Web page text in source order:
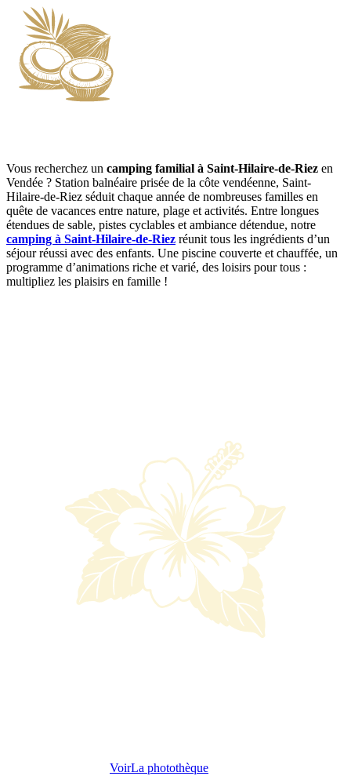
Vous recherchez un camping familial à Saint-Hilaire-de-Riez en
Vendée ? Station balnéaire prisée de la côte vendéenne, Saint-
Hilaire-de-Riez séduit chaque année de nombreuses familles en
quête de vacances entre nature, plage et activités. Entre longues
étendues de sable, pistes cyclables et ambiance détendue, notre
camping à Saint-Hilaire-de-Riez réunit tous les ingrédients d’un
séjour réussi avec des enfants. Une piscine couverte et chauffée, un
programme d’animations riche et varié, des loisirs pour tous :
multipliez les plaisirs en famille !
VoirLa photothèque